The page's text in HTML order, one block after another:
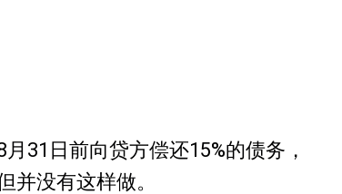
31日前向贷方偿还15%的债务，
并没有这样做。